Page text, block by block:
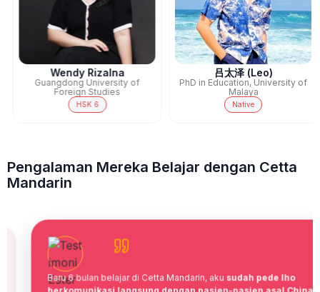
Wendy Rizalna
Guangdong University of
Foreign Studies
HSK 6
吕太泽 (Leo)
PhD in Education, University of
Malaya
Native
Pengalaman Mereka Belajar dengan Cetta
Mandarin
Baru 6 bulan belajar di Cetta Mandarin, akusudah pede lho